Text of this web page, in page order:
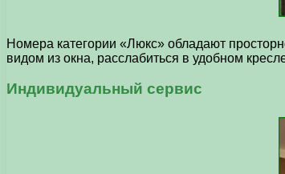
Номера категории «Люкс» обладают
видом из окна, расслабиться в удобном
Индивидуальный сервис